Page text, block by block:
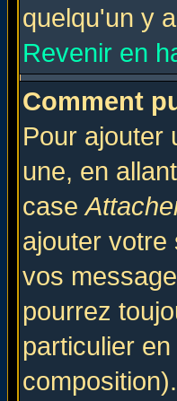
quelqu'un y
Revenir en
Comment
Pour ajouter
une, en
case
ajouter votre
vos
pourrez
particulier
composition).